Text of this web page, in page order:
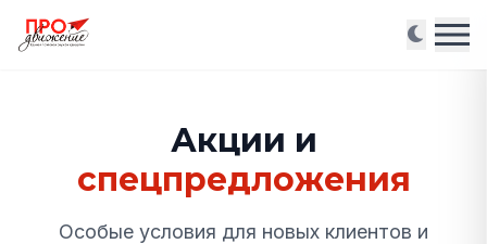
акции и
спецпредложения
Особые условия для новых клиентов и